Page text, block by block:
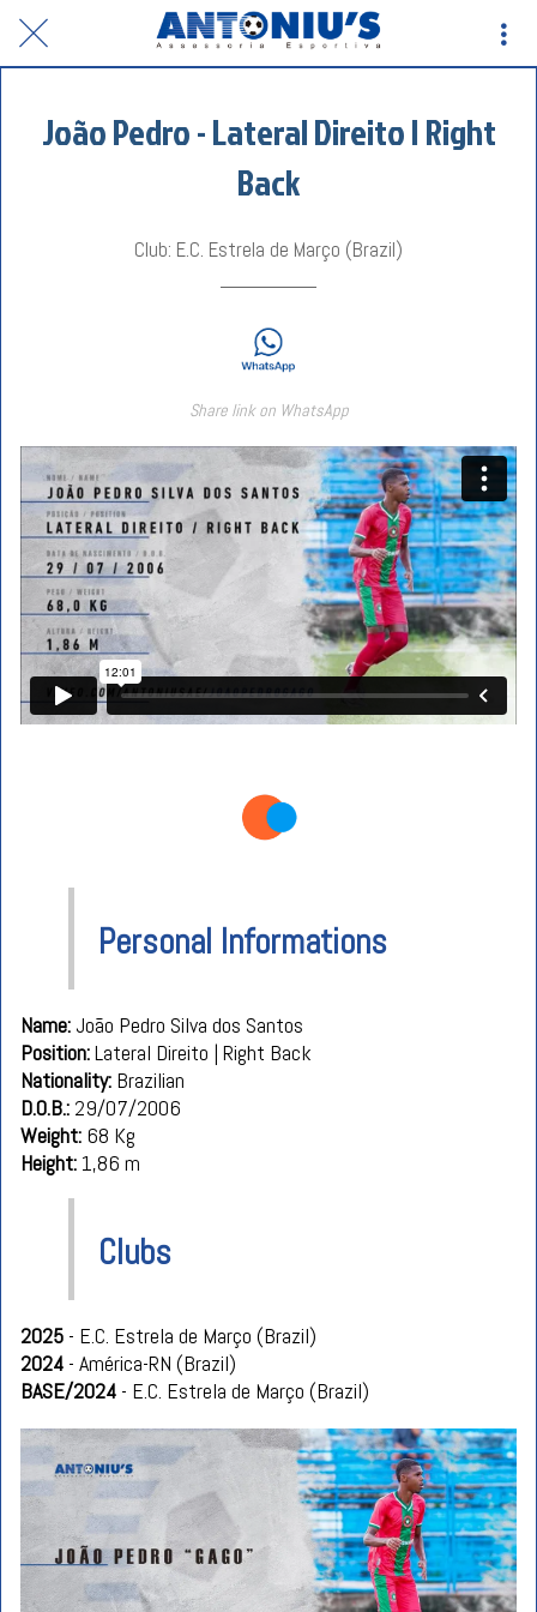
João Pedro - Lateral Direito | Right
Back
Club: E.C. Estrela de Março (Brazil)
Share link on WhatsApp
Personal Informations
Name: João Pedro Silva dos Santos
Position:Lateral Direito | Right Back
Nationality: Brazilian
D.O.B.: 29/07/2006
Weight: 68 Kg
Height: 1,86 m
Clubs
2025 - E.C. Estrela de Março (Brazil)
2024 - América-RN (Brazil)
BASE/2024 - E.C. Estrela de Março (Brazil)